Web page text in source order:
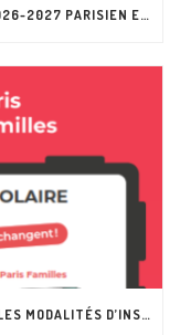
OBTENIR UN JUSTIFICATIF DE TARIF 2026-2027 PARISIEN EN TOUTE AUTONOMIE
RESTAURATION SCOLAIRE 2026-2027 LES MODALITÉS D’INSCRIPTION CHANGENT !